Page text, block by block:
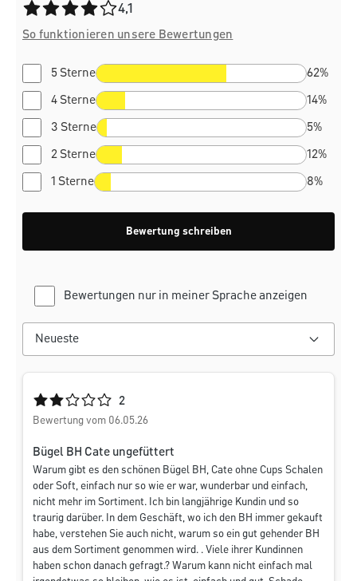
Durchschnittliche Bewertung von 4.1 von 5 Sternen
4,1
So funktionieren unsere Bewertungen
5 Sterne 62%
4 Sterne 14%
3 Sterne 5%
2 Sterne 12%
1 Sterne 8%
Bewertung schreiben
Bewertungen nur in meiner Sprache anzeigen
Durchschnittliche Bewertung von 2 von 5 Sternen
2
Bewertung vom 06.05.26
Bügel BH Cate ungefüttert
Warum gibt es den schönen Bügel BH, Cate ohne Cups Schalen
oder Soft, einfach nur so wie er war, wunderbar und einfach,
nicht mehr im Sortiment. Ich bin langjährige Kundin und so
traurig darüber. In dem Geschäft, wo ich den BH immer gekauft
habe, verstehen Sie auch nicht, warum so ein gut gehender BH
aus dem Sortiment genommen wird. . Viele ihrer Kundinnen
haben schon danach gefragt.? Warum kann nicht einfach mal